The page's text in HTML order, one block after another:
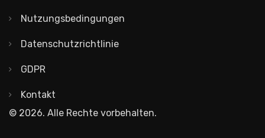
Nutzungsbedingungen
Datenschutzrichtlinie
GDPR
Kontakt
© 2026. Alle Rechte vorbehalten.